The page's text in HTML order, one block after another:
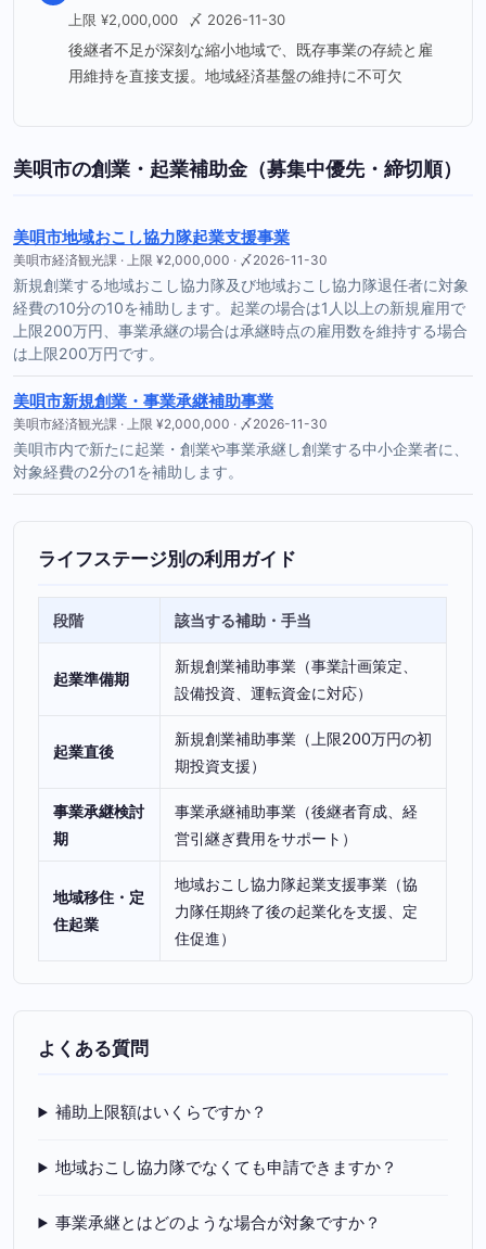
上限 ¥2,000,000 〆 2026-11-30
後継者不足が深刻な縮小地域で、既存事業の存続と雇
用維持を直接支援。地域経済基盤の維持に不可欠
美唄市の創業・起業補助金（募集中優先・締切順）
美唄市地域おこし協力隊起業支援事業
美唄市経済観光課 · 上限 ¥2,000,000 · 〆2026-11-30
新規創業する地域おこし協力隊及び地域おこし協力隊退任者に対象
経費の10分の10を補助します。起業の場合は1人以上の新規雇用で
上限200万円、事業承継の場合は承継時点の雇用数を維持する場合
は上限200万円です。
美唄市新規創業・事業承継補助事業
美唄市経済観光課 · 上限 ¥2,000,000 · 〆2026-11-30
美唄市内で新たに起業・創業や事業承継し創業する中小企業者に、
対象経費の2分の1を補助します。
ライフステージ別の利用ガイド
段階 該当する補助・手当
起業準備期
新規創業補助事業（事業計画策定、
設備投資、運転資金に対応）
起業直後
新規創業補助事業（上限200万円の初
期投資支援）
事業承継検討
期
事業承継補助事業（後継者育成、経
営引継ぎ費用をサポート）
地域移住・定
住起業
地域おこし協力隊起業支援事業（協
力隊任期終了後の起業化を支援、定
住促進）
よくある質問
補助上限額はいくらですか？
地域おこし協力隊でなくても申請できますか？
事業承継とはどのような場合が対象ですか？